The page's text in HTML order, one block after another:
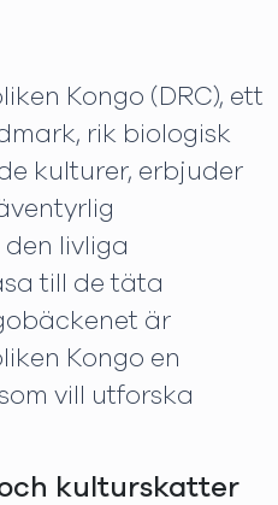
Kongo (DRC), ett
rik biologisk
kulturer, erbjuder
den livliga
till de täta
är
Kongo en
vill utforska
kulturskatter